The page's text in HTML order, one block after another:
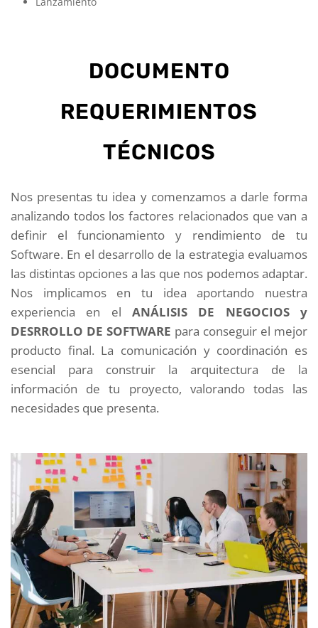
DOCUMENTO
REQUERIMIENTOS
TÉCNICOS
Nos presentas tu idea y comenzamos a darle forma
analizando todos los factores relacionados que van a
definir el funcionamiento y rendimiento de tu
Software. En el desarrollo de la estrategia evaluamos
las distintas opciones a las que nos podemos adaptar.
Nos implicamos en tu idea aportando nuestra
experiencia en el ANÁLISIS DE NEGOCIOS y
DESRROLLO DE SOFTWARE para conseguir el mejor
producto final. La comunicación y coordinación es
esencial para construir la arquitectura de la
información de tu proyecto, valorando todas las
necesidades que presenta.